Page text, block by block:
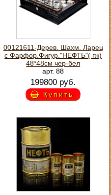
00121611-Дерев. Шахм. Ларец
с Фарфор.Фигур."НЕФТЬ"( гж)
48*48см чер-бел
арт. 88
199800 руб.
Купить